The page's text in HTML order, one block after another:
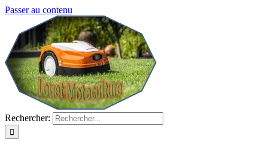
Passer au contenu
Rechercher: